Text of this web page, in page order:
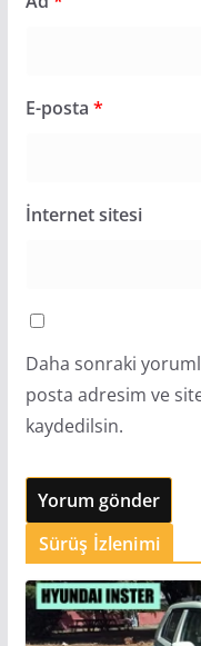
E-posta *
İnternet sitesi
Daha sonraki
posta adresim ve
kaydedilsin.
Sürüş İzlenimi